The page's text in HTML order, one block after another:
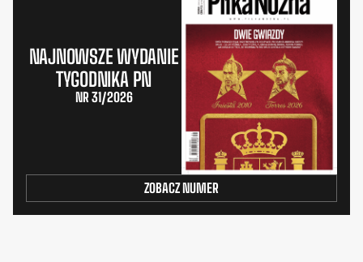
NAJNOWSZE WYDANIE
TYGODNIKA PN
NR 31/2026
ZOBACZ NUMER